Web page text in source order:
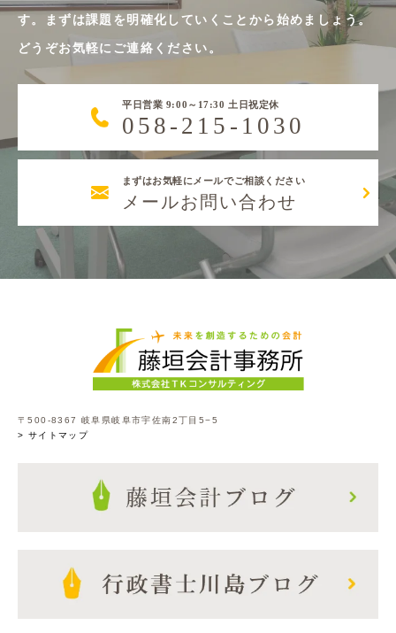
す。まずは課題を明確化していくことから始めましょう。
どうぞお気軽にご連絡ください。
平日営業 9:00～17:30 土日祝定休
058-215-1030
まずはお気軽にメールでご相談ください
メールお問い合わせ
〒500-8367 岐阜県岐阜市宇佐南2丁目5−5
> サイトマップ